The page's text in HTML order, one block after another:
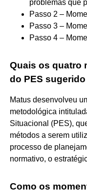
problemas que
Passo 2 –
Passo 3 –
Passo 4 –
Quais os quatro
do PES
Matus desenvolveu
metodológica
Situacional (PES),
métodos a serem
processo de
normativo, o
Como os